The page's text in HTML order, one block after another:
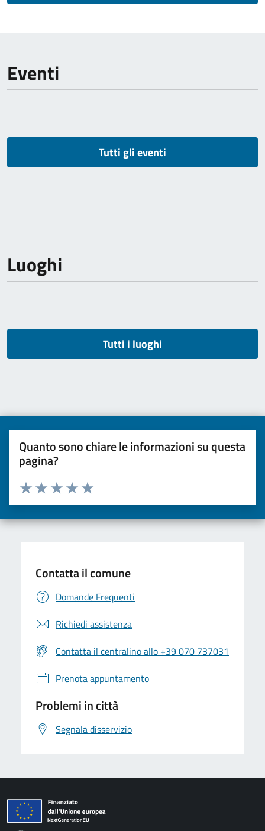
Eventi
Tutti gli eventi
Luoghi
Tutti i luoghi
Quanto sono chiare le informazioni su questa
pagina?
Valuta da 1 a 5 stelle la pagina
Valuta 5 stelle su 5
Valuta 4 stelle su 5
Valuta 3 stelle su 5
Valuta 2 stelle su 5
Valuta una stella su 5
Contatta il comune
Domande Frequenti
Richiedi assistenza
Contatta il centralino allo +39 070 737031
Prenota appuntamento
Problemi in città
Segnala disservizio